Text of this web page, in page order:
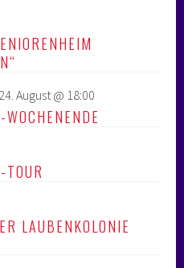
24. August @ 18:00
LAUBENKOLONIE